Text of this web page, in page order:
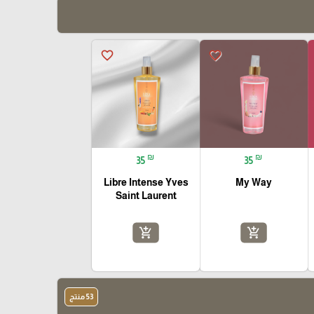
favorite_border
35 ₪
My Way
add_shopping_cart
favorite_border
35 ₪
Libre Intense Yves
Saint Laurent
add_shopping_cart
53 منتج